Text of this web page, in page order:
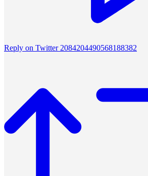
Reply on Twitter 2084204490568188382